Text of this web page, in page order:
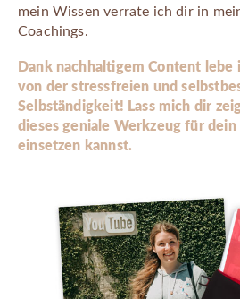
mein Wissen verrate ich dir in
Coachings.
Dank nachhaltigem Content lebe
von der stressfreien und
Selbständigkeit! Lass mich dir
dieses geniale Werkzeug für dein
einsetzen kannst.